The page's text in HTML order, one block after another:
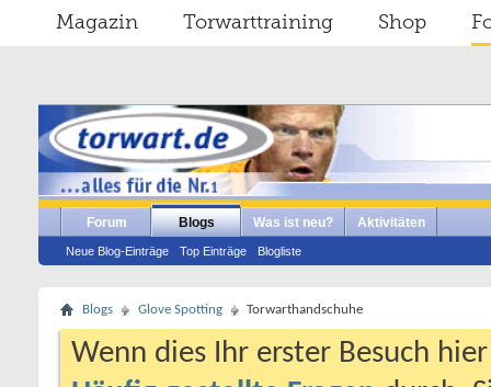
Magazin Torwarttraining Shop
Forum Blogs
Neue Blog-Einträge Top Einträge Blogliste
Was ist neu? Aktivitäten
Blogs Glove Spotting Torwarthandschuhe
Wenn dies Ihr erster Besuch